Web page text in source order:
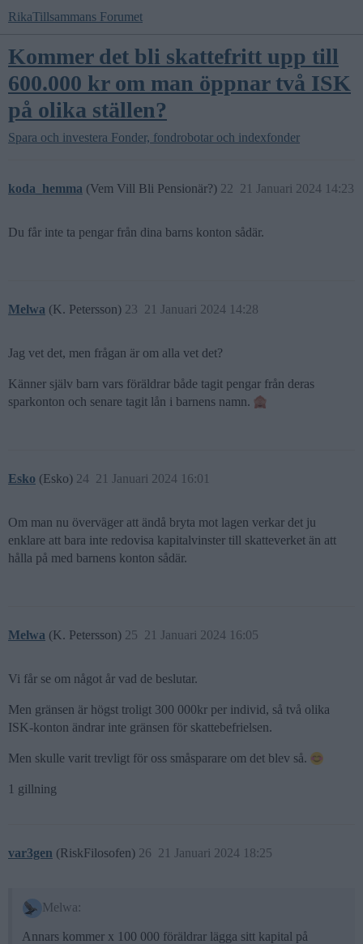
RikaTillsammans Forumet
Kommer det bli skattefritt upp till
600.000 kr om man öppnar två ISK
på olika ställen?
Spara och investera Fonder, fondrobotar och indexfonder
koda_hemma (Vem Vill Bli Pensionär?) 21 Januari 2024 14:23
22
Du får inte ta pengar från dina barns konton sådär.
Melwa (K. Petersson) 21 Januari 2024 14:28
23
Jag vet det, men frågan är om alla vet det?
Känner själv barn vars föräldrar både tagit pengar från deras
sparkonton och senare tagit lån i barnens namn.
Esko (Esko) 21 Januari 2024 16:01
24
Om man nu överväger att ändå bryta mot lagen verkar det ju
enklare att bara inte redovisa kapitalvinster till skatteverket än att
hålla på med barnens konton sådär.
Melwa (K. Petersson) 21 Januari 2024 16:05
25
Vi får se om något år vad de beslutar.
Men gränsen är högst troligt 300 000kr per individ, så två olika
ISK-konton ändrar inte gränsen för skattebefrielsen.
Men skulle varit trevligt för oss småsparare om det blev så.
1 gillning
var3gen (RiskFilosofen) 21 Januari 2024 18:25
26
Melwa:
Annars kommer x 100 000 föräldrar lägga sitt kapital på